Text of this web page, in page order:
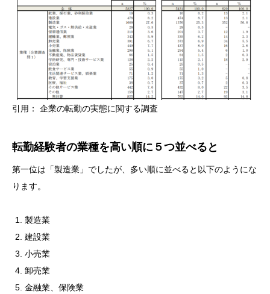
引用： 企業の転勤の実態に関する調査
転勤経験者の業種を高い順に５つ並べると
第一位は「製造業」でしたが、多い順に並べると以下のようにな
ります。
製造業
建設業
小売業
卸売業
金融業、保険業